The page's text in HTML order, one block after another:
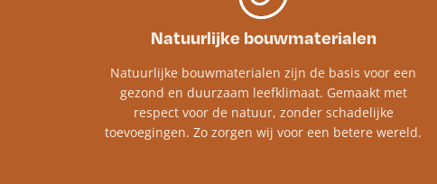
Natuurlijke bouwmaterialen
Natuurlijke bouwmaterialen zijn de basis voor een
gezond en duurzaam leefklimaat. Gemaakt met
respect voor de natuur, zonder schadelijke
toevoegingen. Zo zorgen wij voor een betere wereld.